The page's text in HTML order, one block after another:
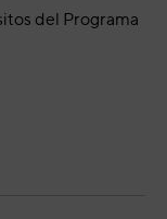
del Programa